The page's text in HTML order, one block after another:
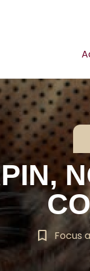
bookmark_border Focus